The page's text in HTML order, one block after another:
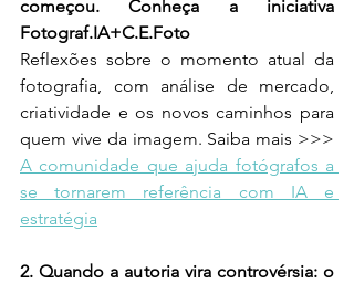
começou. Conheça a iniciativa
Fotograf.IA+C.E.Foto
Reflexões sobre o momento atual da
fotografia, com análise de mercado,
criatividade e os novos caminhos para
A comunidade que ajuda fotógrafos a
se tornarem referência com IA e
estratégia
2. Quando a autoria vira controvérsia: o